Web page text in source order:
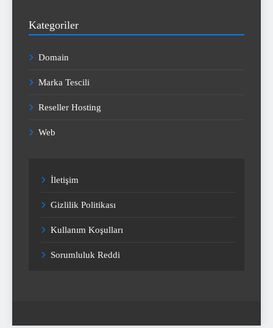
Kategoriler
Domain
Marka Tescili
Reseller Hosting
Web
İletişim
Gizlilik Politikası
Kullanım Koşulları
Sorumluluk Reddi